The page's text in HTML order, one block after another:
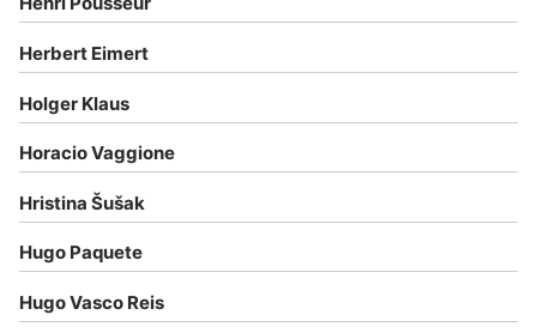
Herbert Eimert
Holger Klaus
Horacio Vaggione
Hristina Šušak
Hugo Paquete
Hugo Vasco Reis